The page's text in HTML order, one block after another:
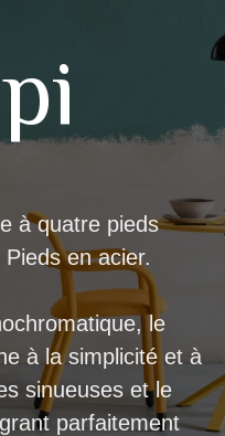
à quatre pieds
en acier.
le
à la simplicité et à
sinueuses et le
parfaitement